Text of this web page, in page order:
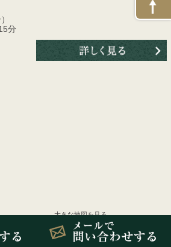
分
大きな地図を見る
© 2009-2023 rinshoji All rights reserved.